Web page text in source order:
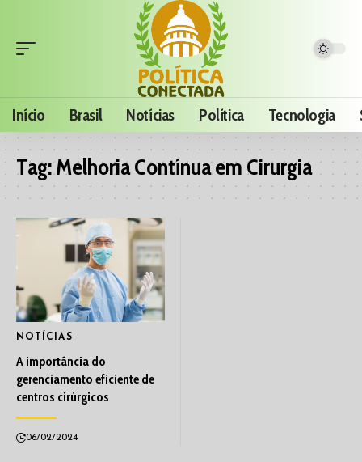
Início Brasil Notícias Política Tecnologia
Tag:Melhoria Contínua em Cirurgia
NOTÍCIAS
A importância do
gerenciamento eficiente de
centros cirúrgicos
06/02/2024